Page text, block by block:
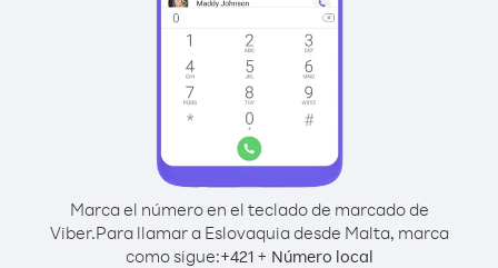
Marca el número en el teclado de marcado de
Viber.Para llamar a Eslovaquia desde Malta, marca
como sigue:+421+ Número local